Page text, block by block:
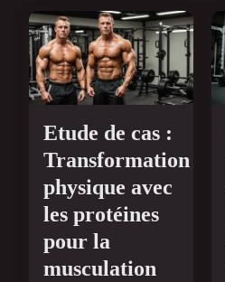
Etude de cas :
Transformation
physique avec
les protéines
pour la
musculation